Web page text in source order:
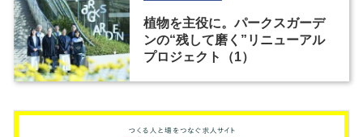
植物を主役に。パークスガーデ
ンの“残して磨く”リニューアル
プロジェクト（1）